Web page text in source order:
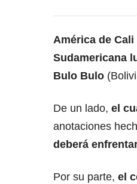
América de Cali
Sudamericana
Bulo Bulo
De un lado, el
anotaciones
deberá
Por su parte, el